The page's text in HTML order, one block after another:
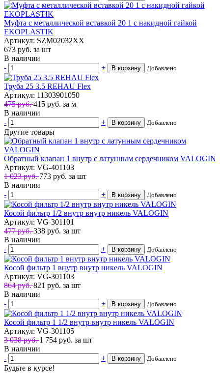
Муфта с металлической вставкой 20 1 с накидной гайкой
EKOPLASTIK
Артикул: SZM02032XX
673 руб. за шт
В наличии
-
+ В корзину Добавлено
Труба 25 3.5 REHAU Flex
Артикул: 11303901050
475 руб.415 руб. за м
В наличии
-
+ В корзину Добавлено
Другие товары
Обратный клапан 1 внутр с латунным сердечником VALOGIN
Артикул: VG-401103
1 023 руб.773 руб. за шт
В наличии
-
+ В корзину Добавлено
Косой фильтр 1/2 внутр внутр никель VALOGIN
Артикул: VG-301101
477 руб.338 руб. за шт
В наличии
-
+ В корзину Добавлено
Косой фильтр 1 внутр внутр никель VALOGIN
Артикул: VG-301103
864 руб.821 руб. за шт
В наличии
-
+ В корзину Добавлено
Косой фильтр 1 1/2 внутр внутр никель VALOGIN
Артикул: VG-301105
3 038 руб.1 754 руб. за шт
В наличии
-
+ В корзину Добавлено
Будьте в курсе!